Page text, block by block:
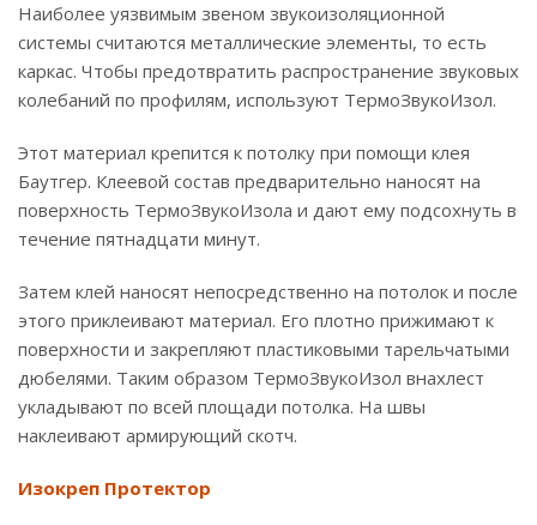
Наиболее уязвимым звеном звукоизоляционной
системы считаются металлические элементы, то есть
каркас. Чтобы предотвратить распространение звуковых
колебаний по профилям, используют ТермоЗвукоИзол.
Этот материал крепится к потолку при помощи клея
Баутгер. Клеевой состав предварительно наносят на
поверхность ТермоЗвукоИзола и дают ему подсохнуть в
течение пятнадцати минут.
Затем клей наносят непосредственно на потолок и после
этого приклеивают материал. Его плотно прижимают к
поверхности и закрепляют пластиковыми тарельчатыми
дюбелями. Таким образом ТермоЗвукоИзол внахлест
укладывают по всей площади потолка. На швы
наклеивают армирующий скотч.
Изокреп Протектор